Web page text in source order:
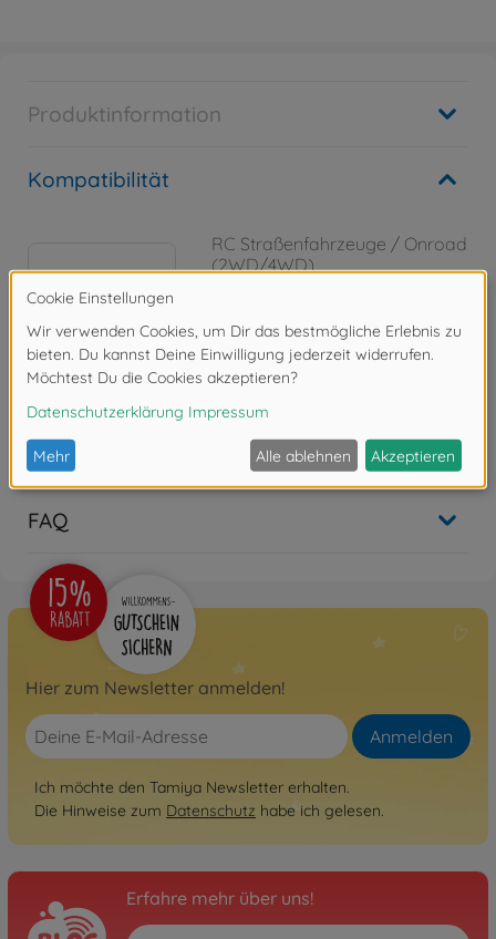
Produktinformation
Kompatibilität
RC Straßenfahrzeuge / Onroad
(2WD/4WD)
300058750
179,99 €
Bewertungen
FAQ
Hier zum Newsletter anmelden!
Anmelden
Ich möchte den Tamiya Newsletter erhalten.
Die Hinweise zum Datenschutz habe ich gelesen.
Erfahre mehr über uns!